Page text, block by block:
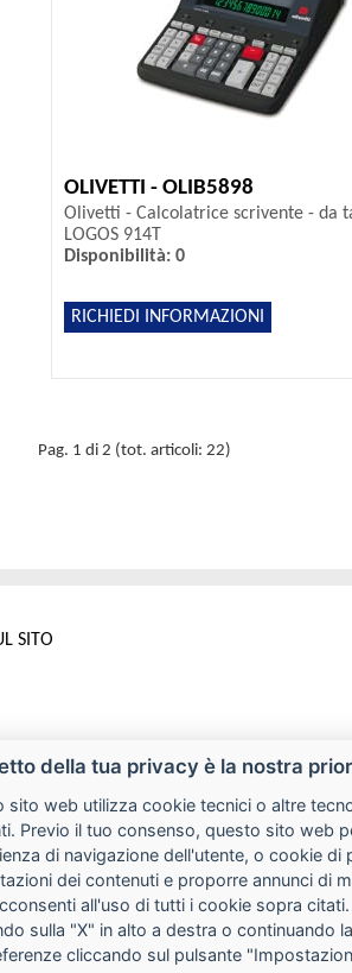
OLIVETTI - OLIB5898
Olivetti - Calcolatrice scrivente - da
LOGOS 914T
Disponibilità: 0
RICHIEDI INFORMAZIONI
Pag. 1 di 2 (tot. articoli: 22)
SITO
IVA esclusa
8/A 40053 Valsamoggia (BO)
della tua privacy è la nostra
sito web utilizza cookie tecnici o altre
Previo il tuo consenso, questo sito web
di navigazione dell'utente, o cookie
dei contenuti e proporre annunci di
all'uso di tutti i cookie sopra
sulla "X" in alto a destra o continuando
cliccando sul pulsante